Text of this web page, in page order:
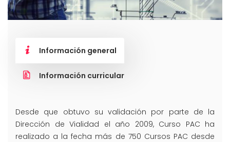
Información general
Información curricular
Desde que obtuvo su validación por parte de la
Dirección de Vialidad el año 2009, Curso PAC ha
realizado a la fecha más de 750 Cursos PAC desde